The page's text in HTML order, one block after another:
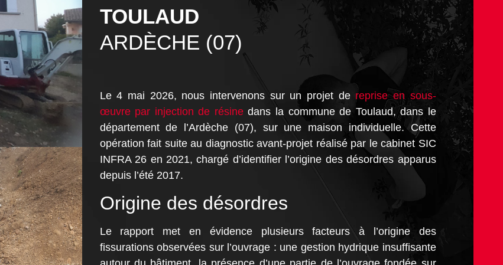
TOULAUD
ARDÈCHE (07)
Le 4 mai 2026, nous intervenons sur un projet de reprise en sous-
œuvre par injection de résinedans la commune de Toulaud, dans le
département de l’Ardèche (07), sur une maison individuelle. Cette
opération fait suite au diagnostic avant-projet réalisé par le cabinet SIC
INFRA 26 en 2021, chargé d’identifier l’origine des désordres apparus
depuis l’été 2017.
Origine des désordres
Le rapport met en évidence plusieurs facteurs à l’origine des
fissurations observées sur l’ouvrage : une gestion hydrique insuffisante